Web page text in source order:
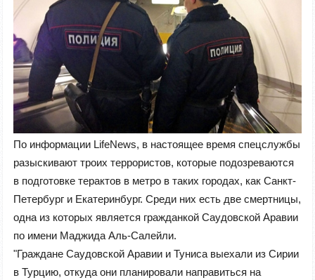
По информации LifeNews, в настоящее время спецслужбы
разыскивают троих террористов, которые подозреваются
в подготовке терактов в метро в таких городах, как Санкт-
Петербург и Екатеринбург. Среди них есть две смертницы,
одна из которых является гражданкой Саудовской Аравии
по имени Маджида Аль-Салейли.
"Граждане Саудовской Аравии и Туниса выехали из Сирии
в Турцию, откуда они планировали направиться на